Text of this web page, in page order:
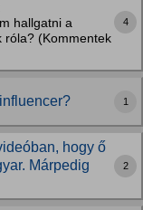
hallgatni a
róla? (Kommentek
4
1
hogy ő
Márpedig
2